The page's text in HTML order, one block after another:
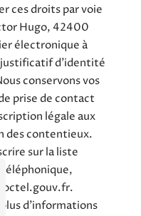
ces droits par voie
Hugo, 42400
électronique à
justificatif d'identité
conservons vos
prise de contact
légale aux
des contentieux.
sur la liste
téléphonique,
Bloctel.gouv.fr.
d’informations